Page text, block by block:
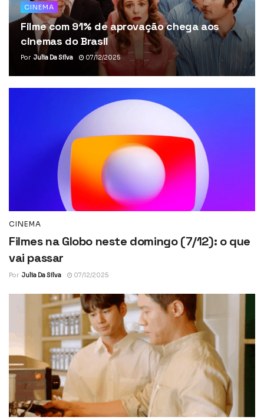
CINEMA
Filme com 91% de aprovação chega aos
cinemas do Brasil
Por Julia Da Silva 07/12/2025
CINEMA
Filmes na Globo neste domingo (7/12): o que
vai passar
Por Julia Da Silva 07/12/2025